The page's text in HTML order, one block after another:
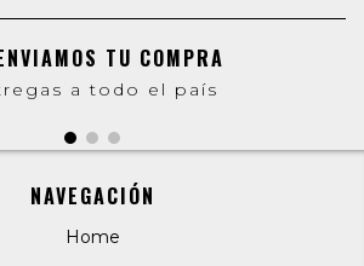
TU COMPRA
a todo el país
NAVEGACIÓN
Home